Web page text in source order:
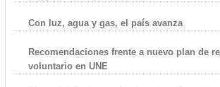
Con luz, agua y gas, el país avanza
Recomendaciones frente a nuevo plan de
voluntario en UNE